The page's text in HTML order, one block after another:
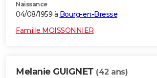
Naissance
04/08/1959 à Bourg-en-Bresse
Famille MOISSONNIER
Melanie GUIGNET (42 ans)